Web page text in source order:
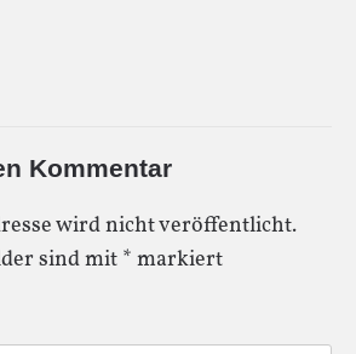
Kommentar
wird nicht veröffentlicht.
sind mit * markiert